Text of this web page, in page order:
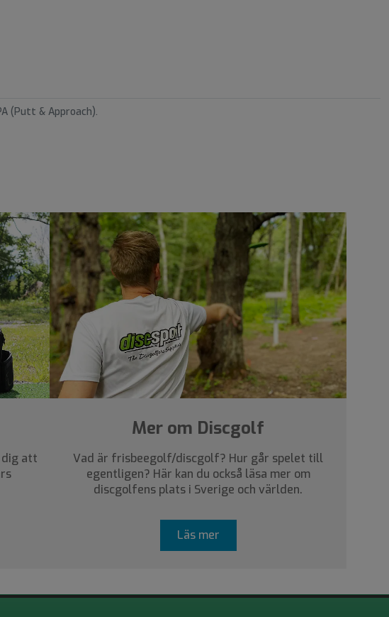
(Putt & Approach).
dig att
Mer om Discgolf
Vad är frisbeegolf/discgolf? Hur går spelet till
egentligen? Här kan du också läsa mer om
discgolfens plats i Sverige och världen.
Läs mer